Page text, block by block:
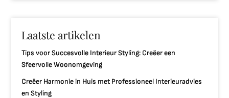
Laatste artikelen
Tips voor Succesvolle Interieur Styling: Creëer een
Sfeervolle Woonomgeving
Creëer Harmonie in Huis met Professioneel Interieuradvies
en Styling